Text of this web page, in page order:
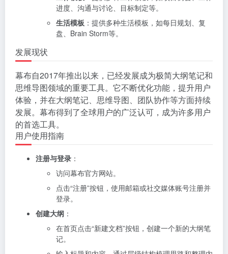
进度、沟通与讨论、目标制定等。
生活模板 ：提供多种生活模板，如每日规划、复
盘、Brain Storm等。
发展现状
幕布自2017年推出以来，已经发展成为极简大纲笔记和
思维导图领域的重要工具。它不断优化功能，提升用户
体验，并在大纲笔记、思维导图、团队协作等方面持续
发展。幕布得到了全球用户的广泛认可，成为许多用户
的首选工具。
用户使用指南
注册与登录 ：
访问幕布官方网站。
点击“注册”按钮，使用邮箱或社交媒体账号注册并
登录。
创建大纲 ：
在首页点击“新建文档”按钮，创建一个新的大纲笔
记。